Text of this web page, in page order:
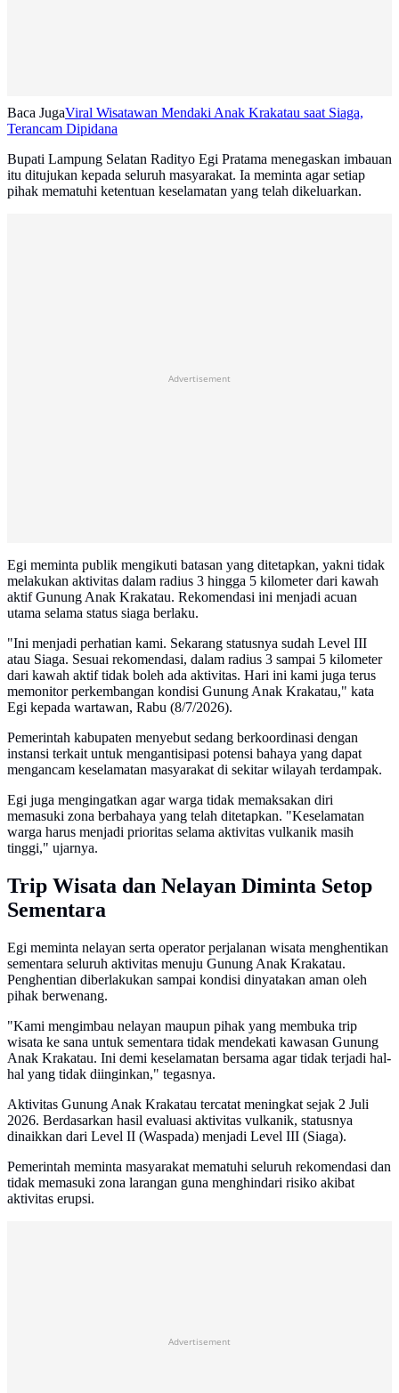
Baca JugaViral Wisatawan Mendaki Anak Krakatau saat Siaga,
Terancam Dipidana
Bupati Lampung Selatan Radityo Egi Pratama menegaskan imbauan
itu ditujukan kepada seluruh masyarakat. Ia meminta agar setiap
pihak mematuhi ketentuan keselamatan yang telah dikeluarkan.
Advertisement
Egi meminta publik mengikuti batasan yang ditetapkan, yakni tidak
melakukan aktivitas dalam radius 3 hingga 5 kilometer dari kawah
aktif Gunung Anak Krakatau. Rekomendasi ini menjadi acuan
utama selama status siaga berlaku.
"Ini menjadi perhatian kami. Sekarang statusnya sudah Level III
atau Siaga. Sesuai rekomendasi, dalam radius 3 sampai 5 kilometer
dari kawah aktif tidak boleh ada aktivitas. Hari ini kami juga terus
memonitor perkembangan kondisi Gunung Anak Krakatau," kata
Egi kepada wartawan, Rabu (8/7/2026).
Pemerintah kabupaten menyebut sedang berkoordinasi dengan
instansi terkait untuk mengantisipasi potensi bahaya yang dapat
mengancam keselamatan masyarakat di sekitar wilayah terdampak.
Egi juga mengingatkan agar warga tidak memaksakan diri
memasuki zona berbahaya yang telah ditetapkan. "Keselamatan
warga harus menjadi prioritas selama aktivitas vulkanik masih
tinggi," ujarnya.
Trip Wisata dan Nelayan Diminta Setop
Sementara
Egi meminta nelayan serta operator perjalanan wisata menghentikan
sementara seluruh aktivitas menuju Gunung Anak Krakatau.
Penghentian diberlakukan sampai kondisi dinyatakan aman oleh
pihak berwenang.
"Kami mengimbau nelayan maupun pihak yang membuka trip
wisata ke sana untuk sementara tidak mendekati kawasan Gunung
Anak Krakatau. Ini demi keselamatan bersama agar tidak terjadi hal-
hal yang tidak diinginkan," tegasnya.
Aktivitas Gunung Anak Krakatau tercatat meningkat sejak 2 Juli
2026. Berdasarkan hasil evaluasi aktivitas vulkanik, statusnya
dinaikkan dari Level II (Waspada) menjadi Level III (Siaga).
Pemerintah meminta masyarakat mematuhi seluruh rekomendasi dan
tidak memasuki zona larangan guna menghindari risiko akibat
aktivitas erupsi.
Advertisement